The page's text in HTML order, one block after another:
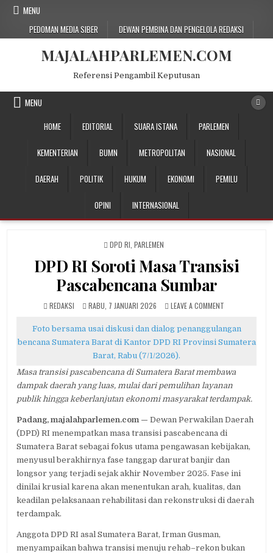
Skip
MENU
PEDOMAN MEDIA SIBER
DEWAN PEMBINA DAN PENGELOLA REDAKSI
MAJALAHPARLEMEN.COM
Referensi Pengambil Keputusan
MENU
HOME
EDITORIAL SUARA ISTANA PARLEMEN
KEMENTERIAN BUMN METROPOLITAN NASIONAL
DAERAH POLITIK HUKUM EKONOMI PEMILU
OPINI INTERNASIONAL
POSTED
DPD RI PARLEMEN
DPD RI Soroti Masa Transisi
Pascabencana Sumbar
AUTHOR:
REDAKSI
PUBLISHED
RABU, 7 JANUARI 2026 LEAVE A COMMENTON
RI
SOROTI
MASA
SUMBAR
Foto bersama usai diskusi dan dialog penanggulangan
bencana Sumatera Barat di Kantor DPD RI Provinsi Sumatera
Barat, Rabu (7/1/2026).
Masa transisi pascabencana di Sumatera Barat membawa
dampak daerah yang luas, mulai dari pemulihan layanan
publik hingga keberlanjutan ekonomi masyarakat terdampak.
Padang, majalahparlemen.com — Dewan Perwakilan Daerah
(DPD) RI menempatkan masa transisi pascabencana di
Sumatera Barat sebagai fokus utama pengawasan kebijakan,
menyusul berakhirnya fase tanggap darurat banjir dan
longsor yang terjadi sejak akhir November 2025. Fase ini
dinilai krusial karena akan menentukan arah, kualitas, dan
keadilan pelaksanaan rehabilitasi dan rekonstruksi di daerah
terdampak.
Anggota DPD RI asal Sumatera Barat, Irman Gusman,
menyampaikan bahwa transisi menuju rehab–rekon bukan